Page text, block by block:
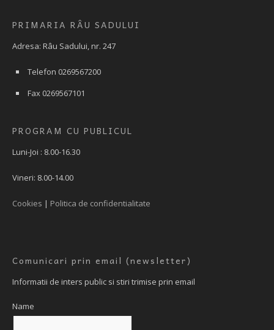
PRIMARIA RÂU SADULUI
Adresa: Râu Sadului, nr. 247
Telefon 0269567200
Fax 0269567101
PROGRAM CU PUBLICUL
Luni-Joi : 8.00-16.30
Vineri: 8.00-14.00
Cookies | Politica de confidentialitate
Comunicari prin email (newsletter)
Informatii de inters public si stiri trimise prin email
Name